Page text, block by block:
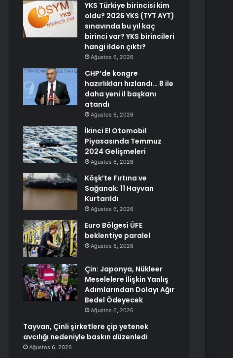
YKS Türkiye birincisi kim
oldu? 2026 YKS (TYT AYT)
sınavında bu yıl kaç
birinci var? YKS birincileri
hangi ilden çıktı?
Ağustos 6, 2026
CHP’de kongre
hazırlıkları hızlandı… 8 ile
daha yeni il başkanı
atandı
Ağustos 6, 2026
İkinci El Otomobil
Piyasasında Temmuz
2024 Gelişmeleri
Ağustos 6, 2026
Köşk’te Fırtına ve
Sağanak: 11 Hayvan
Kurtarıldı
Ağustos 6, 2026
Euro Bölgesi ÜFE
beklentiye paralel
Ağustos 6, 2026
Çin: Japonya, Nükleer
Meselelere İlişkin Yanlış
Adımlarından Dolayı Ağır
Bedel Ödeyecek
Ağustos 6, 2026
Tayvan, Çinli şirketlere çip yetenek
avcılığı nedeniyle baskın düzenledi
Ağustos 6, 2026